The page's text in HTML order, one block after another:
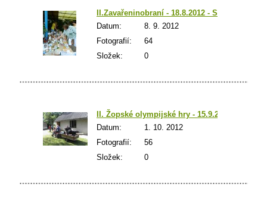
II.Zavařeninobraní - 18.8.2012 - SDH
Datum:
8. 9. 2012
Fotografií:
64
Složek:
0
II. Žopské olympijské hry - 15.9.2012 - OV
Datum:
1. 10. 2012
Fotografií:
56
Složek:
0